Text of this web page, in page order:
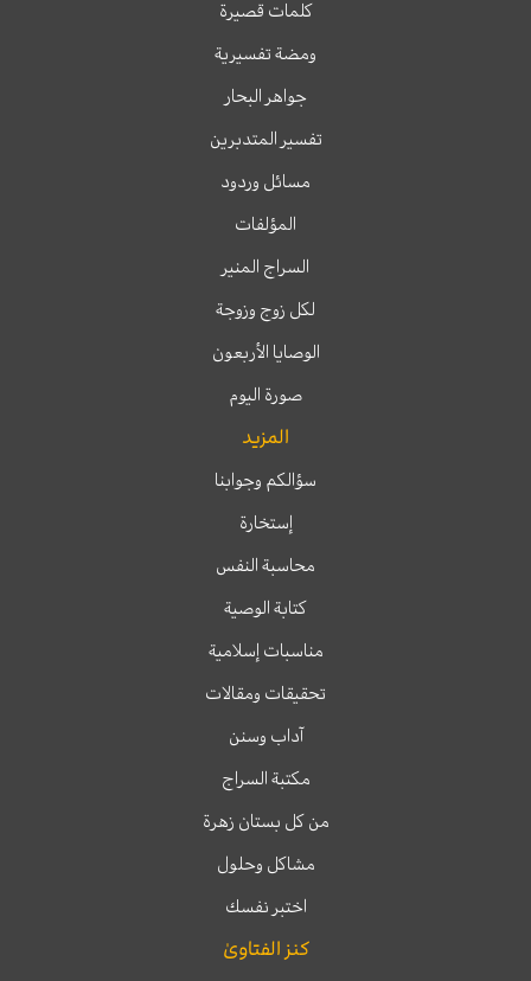
كلمات قصيرة
ومضة تفسيرية
جواهر البحار
تفسير المتدبرين
مسائل وردود
المؤلفات
السراج المنير
لكل زوج وزوجة
الوصايا الأربعون
صورة اليوم
المزيد
سؤالكم وجوابنا
إستخارة
محاسبة النفس
كتابة الوصية
مناسبات إسلامية
تحقيقات ومقالات
آداب وسنن
مكتبة السراج
من كل بستان زهرة
مشاكل وحلول
اختبر نفسك
كنز الفتاوىٰ